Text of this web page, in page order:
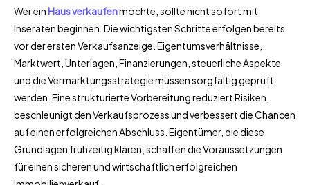
Wer einHaus verkaufenmöchte, sollte nicht sofort mit
Inseraten beginnen. Die wichtigsten Schritte erfolgen bereits
vor der ersten Verkaufsanzeige. Eigentumsverhältnisse,
Marktwert, Unterlagen, Finanzierungen, steuerliche Aspekte
und die Vermarktungsstrategie müssen sorgfältig geprüft
werden. Eine strukturierte Vorbereitung reduziert Risiken,
beschleunigt den Verkaufsprozess und verbessert die Chancen
auf einen erfolgreichen Abschluss. Eigentümer, die diese
Grundlagen frühzeitig klären, schaffen die Voraussetzungen
für einen sicheren und wirtschaftlich erfolgreichen